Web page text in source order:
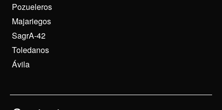
Pozueleros
Majariegos
SagrA-42
Toledanos
Ávila